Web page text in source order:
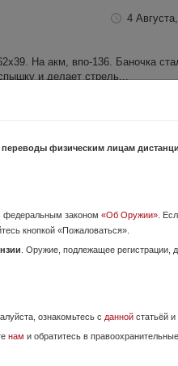
4
На акм, впо-136. Баночка
и делает стрель...
Ноль выстрелов.
4
на м. Яхромская. Отправить
физическим лицам
федеральным законом «Об Оружии» .
кнопкой «Пожаловаться».
. Оружие, подлежащее
ознакомьтесь с данной статьёй и
нам и обратитесь в